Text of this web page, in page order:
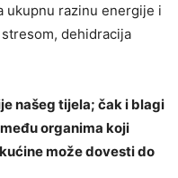
ukupnu razinu energije i
dehidracija
našeg tijela; čak i blagi
organima koji
može dovesti do